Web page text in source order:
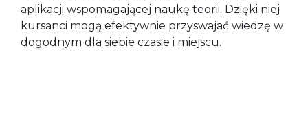
aplikacji wspomagającej naukę teorii. Dzięki niej
kursanci mogą efektywnie przyswajać wiedzę w
dogodnym dla siebie czasie i miejscu.